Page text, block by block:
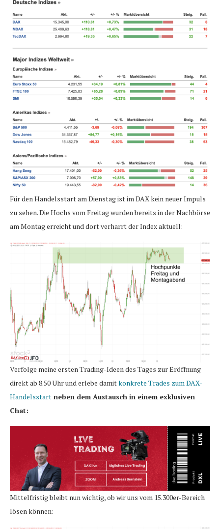
Für den Handelsstart am Dienstag ist im DAX kein neuer Impuls
zu sehen. Die Hochs vom Freitag wurden bereits in der Nachbörse
am Montag erreicht und dort verharrt der Index aktuell:
Verfolge meine ersten Trading-Ideen des Tages zur Eröffnung
direkt ab 8.50 Uhr und erlebe damitkonkrete Trades zum DAX-
Handelsstart neben dem Austausch in einem exklusiven
Chat:
Mittelfristig bleibt nun wichtig, ob wir uns vom 15.300er-Bereich
lösen können: